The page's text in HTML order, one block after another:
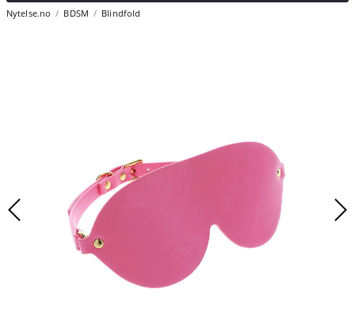
Nytelse.no BDSM Blindfold